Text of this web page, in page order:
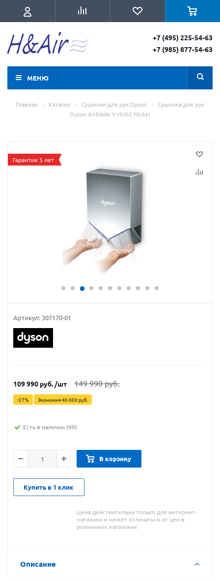
+7 (495) 225-54-63
+7 (985) 877-54-63
МЕНЮ
Главная - Каталог - Сушилки для рук Dyson -
Сушилка для рук
Dyson Airblade V HU02 Nickel
Гарантия 5 лет
Артикул: 307170-01
109 990 руб. /шт 149 990руб.
-27% Экономия40 000руб.
Есть в наличии (99)
В корзину
Купить в 1 клик
Цена действительна только для интернет-
магазина и может отличаться от цен в
розничных магазинах
Описание